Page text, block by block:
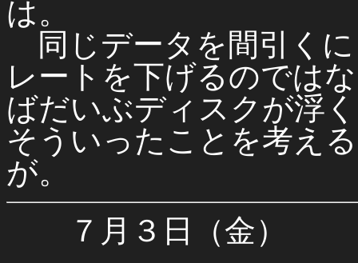
は。
同じデータを間引く
レートを下げるのでは
ばだいぶディスクが浮
そういったことを考え
が。
７月３日（金）